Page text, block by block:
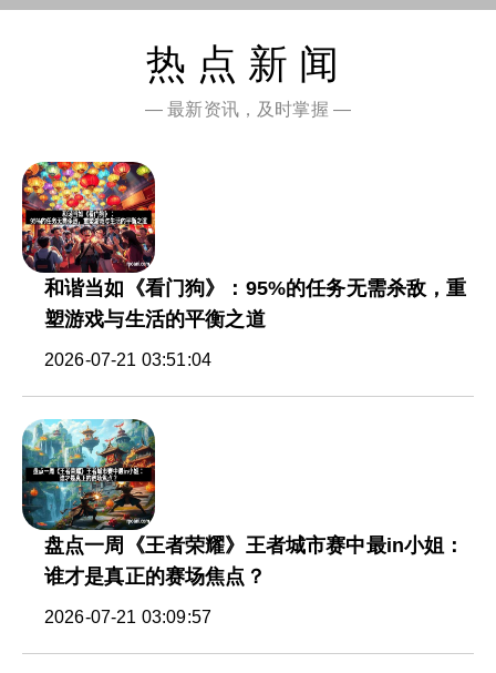
热点新闻
— 最新资讯，及时掌握 —
和谐当如《看门狗》：95%的任务无需杀敌，重
塑游戏与生活的平衡之道
2026-07-21 03:51:04
盘点一周《王者荣耀》王者城市赛中最in小姐：
谁才是真正的赛场焦点？
2026-07-21 03:09:57